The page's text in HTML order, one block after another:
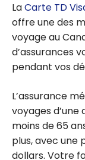
LaCarte TD
offre une des
voyage au
d’assurances
pendant vos
L’assurance
voyages d’une
moins de 65
plus, avec une
dollars. Votre